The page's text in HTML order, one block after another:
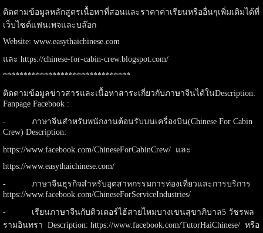
ติดตามข้อมูลหลักสูตรเนื้อหาที่สอนและราคาค่าเรียนหรืออื่นๆเพิ่มเติมได้ที่
เว็บไซต์แฟนเพจและบล๊อก
Website: www.easythaichinese.com
และ https://chinese-for-cabin-crew.blogspot.com/
*******************************
ติดตามข้อมูลข่าวสารและเนื้อหาสาระเกี่ยวกับภาษาจีนได้ในDescription:
Fanpage Facebook :
- ภาษาจีนสำหรับพนักงานต้อนรับบนเครื่องบิน(Chinese For Cabin
Crew) Description:
https://www.facebook.com/ChineseForCabinCrew/และ
https://www.easythaichinese.com/
- ภาษาจีนธุรกิจสำหรับอุตสาหกรรมการท่องเที่ยวและการบริการ
https://www.facebook.com/ChineseForServiceIndustries/
- เรียนภาษาจีนกับติวเตอร์ไฮ้สายไหมบางเขนสุขาภิบาล5 วัชรพล
รามอินทรา Description: https://www.facebook.com/TutorHaiChinese/หรือ